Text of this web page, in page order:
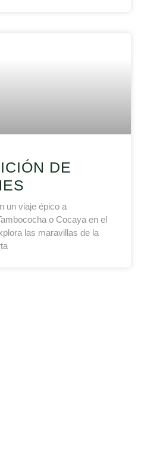
DE
un viaje épico a
o Cocaya en el
las maravillas de la